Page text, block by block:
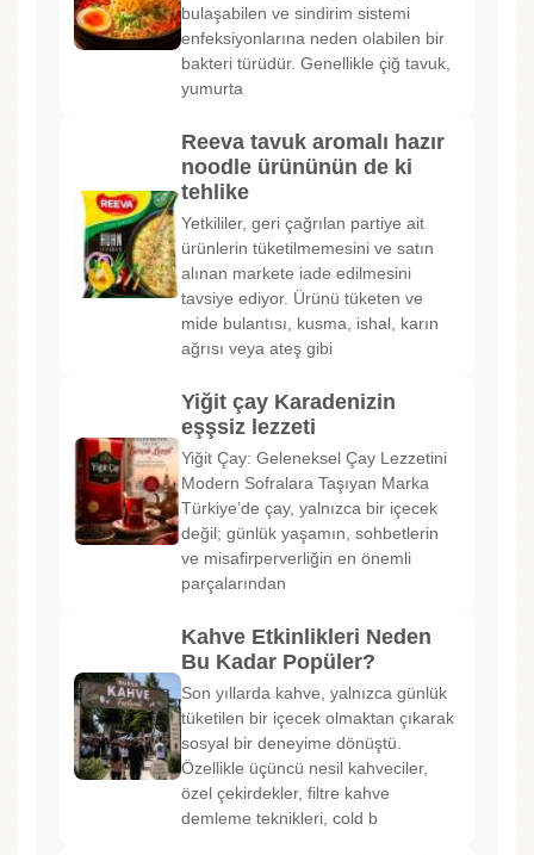
bulaşabilen ve sindirim sistemi
enfeksiyonlarına neden olabilen bir
bakteri türüdür. Genellikle çiğ tavuk,
yumurta
Reeva tavuk aromalı hazır
noodle ürününün de ki
tehlike
Yetkililer, geri çağrılan partiye ait
ürünlerin tüketilmemesini ve satın
alınan markete iade edilmesini
tavsiye ediyor. Ürünü tüketen ve
mide bulantısı, kusma, ishal, karın
ağrısı veya ateş gibi
Yiğit çay Karadenizin
eşşsiz lezzeti
Yiğit Çay: Geleneksel Çay Lezzetini
Modern Sofralara Taşıyan Marka
Türkiye’de çay, yalnızca bir içecek
değil; günlük yaşamın, sohbetlerin
ve misafirperverliğin en önemli
parçalarından
Kahve Etkinlikleri Neden
Bu Kadar Popüler?
Son yıllarda kahve, yalnızca günlük
tüketilen bir içecek olmaktan çıkarak
sosyal bir deneyime dönüştü.
Özellikle üçüncü nesil kahveciler,
özel çekirdekler, filtre kahve
demleme teknikleri, cold b